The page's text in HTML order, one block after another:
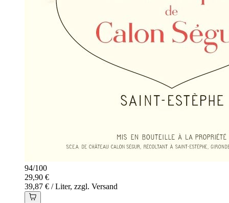
94/100
29,90 €
39,87 € / Liter, zzgl. Versand